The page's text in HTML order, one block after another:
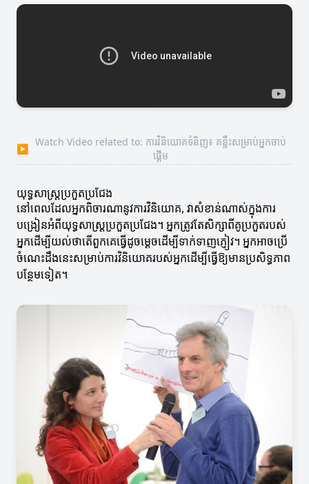
▶
Watch Video related to: ការវិនិយោគទំនិញ៖ គន្លឹះសម្រាប់អ្នកចាប់
ផ្តើម
យុទ្ធសាស្ត្រប្រកួតប្រជែង
នៅពេលដែលអ្នកពិចារណានូវការវិនិយោគ, វាសំខាន់ណាស់ក្នុងការ
បង្រៀនអំពីយុទ្ធសាស្ត្រប្រកួតប្រជែង។ អ្នកត្រូវតែសិក្សាពីគូប្រកួតរបស់
អ្នកដើម្បីយល់ថាតើពួកគេធ្វើដូចម្តេចដើម្បីទាក់ទាញភ្ញៀវ។ អ្នកអាចប្រើ
ចំណេះដឹងនេះសម្រាប់ការវិនិយោគរបស់អ្នកដើម្បីធ្វើឱ្យមានប្រសិទ្ធភាព
បន្ថែមទៀត។